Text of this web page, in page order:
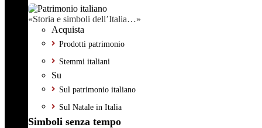
«Storia e simboli dell’Italia…»
Acquista
Prodotti patrimonio
Stemmi italiani
Su
Sul patrimonio italiano
Sul Natale in Italia
Simboli senza tempo